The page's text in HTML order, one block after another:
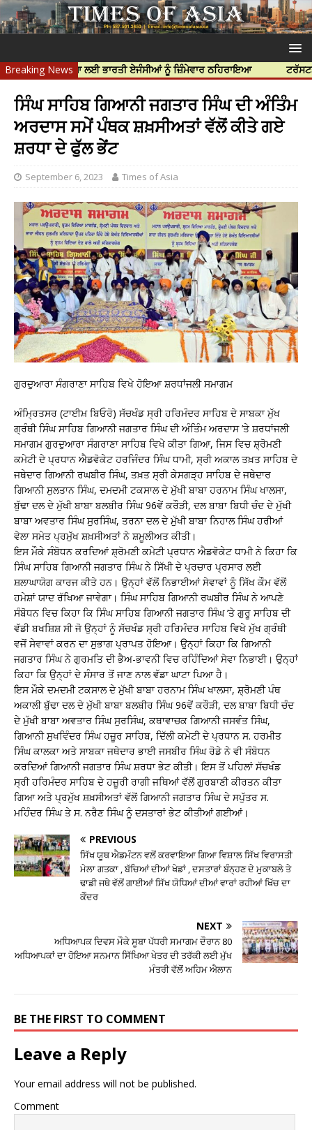
Breaking News
ਹੱਤਿਆ ਲਈ ਭਾਰਤੀ ਏਜੰਸੀਆਂ ਨੂੰ ਜ਼ਿੰਮੇਵਾਰ ਠਹਿਰਾਇਆ ਟਰੱਸਟਡ
ਸਿੰਘ ਸਾਹਿਬ ਗਿਆਨੀ ਜਗਤਾਰ ਸਿੰਘ ਦੀ ਅੰਤਿੰਮ
ਅਰਦਾਸ ਸਮੇਂ ਪੰਥਕ ਸ਼ਖ਼ਸੀਅਤਾਂ ਵੱਲੋਂ ਕੀਤੇ ਗਏ
ਸ਼ਰਧਾ ਦੇ ਫੁੱਲ ਭੇਂਟ
September 6, 2023 Times of Asia
ਗੁਰਦੁਆਰਾ ਸੰਗਰਾਣਾ ਸਾਹਿਬ ਵਿਖੇ ਹੋਇਆ ਸ਼ਰਧਾਂਜਲੀ ਸਮਾਗਮ
ਅੰਮ੍ਰਿਤਸਰ (ਟਾਈਮ਼ ਬਿਓਰੋ) ਸੱਚਖੰਡ ਸ੍ਰੀ ਹਰਿਮੰਦਰ ਸਾਹਿਬ ਦੇ ਸਾਬਕਾ ਮੁੱਖ
ਗ੍ਰੰਥੀ ਸਿੰਘ ਸਾਹਿਬ ਗਿਆਨੀ ਜਗਤਾਰ ਸਿੰਘ ਦੀ ਅੰਤਿੰਮ ਅਰਦਾਸ ’ਤੇ ਸ਼ਰਧਾਂਜਲੀ
ਸਮਾਗਮ ਗੁਰਦੁਆਰਾ ਸੰਗਰਾਣਾ ਸਾਹਿਬ ਵਿਖੇ ਕੀਤਾ ਗਿਆ, ਜਿਸ ਵਿਚ ਸ਼੍ਰੋਮਣੀ
ਕਮੇਟੀ ਦੇ ਪ੍ਰਧਾਨ ਐਡਵੋਕੇਟ ਹਰਜਿੰਦਰ ਸਿੰਘ ਧਾਮੀ, ਸ੍ਰੀ ਅਕਾਲ ਤਖ਼ਤ ਸਾਹਿਬ ਦੇ
ਜਥੇਦਾਰ ਗਿਆਨੀ ਰਘਬੀਰ ਸਿੰਘ, ਤਖ਼ਤ ਸ੍ਰੀ ਕੇਸਗੜ੍ਹ ਸਾਹਿਬ ਦੇ ਜਥੇਦਾਰ
ਗਿਆਨੀ ਸੁਲਤਾਨ ਸਿੰਘ, ਦਮਦਮੀ ਟਕਸਾਲ ਦੇ ਮੁੱਖੀ ਬਾਬਾ ਹਰਨਾਮ ਸਿੰਘ ਖਾਲਸਾ,
ਬੁੱਢਾ ਦਲ ਦੇ ਮੁੱਖੀ ਬਾਬਾ ਬਲਬੀਰ ਸਿੰਘ 96ਵੇਂ ਕਰੌੜੀ, ਦਲ ਬਾਬਾ ਬਿਧੀ ਚੰਦ ਦੇ ਮੁੱਖੀ
ਬਾਬਾ ਅਵਤਾਰ ਸਿੰਘ ਸੁਰਸਿੰਘ, ਤਰਨਾ ਦਲ ਦੇ ਮੁੱਖੀ ਬਾਬਾ ਨਿਹਾਲ ਸਿੰਘ ਹਰੀਆਂ
ਵੇਲਾ ਸਮੇਤ ਪ੍ਰਮੁੱਖ ਸ਼ਖ਼ਸੀਅਤਾਂ ਨੇ ਸ਼ਮੂਲੀਅਤ ਕੀਤੀ।
ਇਸ ਮੌਕੇ ਸੰਬੋਧਨ ਕਰਦਿਆਂ ਸ਼੍ਰੋਮਣੀ ਕਮੇਟੀ ਪ੍ਰਧਾਨ ਐਡਵੋਕੇਟ ਧਾਮੀ ਨੇ ਕਿਹਾ ਕਿ
ਸਿੰਘ ਸਾਹਿਬ ਗਿਆਨੀ ਜਗਤਾਰ ਸਿੰਘ ਨੇ ਸਿੱਖੀ ਦੇ ਪ੍ਰਚਾਰ ਪ੍ਰਸਾਰ ਲਈ
ਸ਼ਲਾਘਾਯੋਗ ਕਾਰਜ ਕੀਤੇ ਹਨ। ਉਨ੍ਹਾਂ ਵੱਲੋਂ ਨਿਭਾਈਆਂ ਸੇਵਾਵਾਂ ਨੂੰ ਸਿੱਖ ਕੌਮ ਵੱਲੋਂ
ਹਮੇਸ਼ਾਂ ਯਾਦ ਰੱਖਿਆ ਜਾਵੇਗਾ। ਸਿੰਘ ਸਾਹਿਬ ਗਿਆਨੀ ਰਘਬੀਰ ਸਿੰਘ ਨੇ ਆਪਣੇ
ਸੰਬੋਧਨ ਵਿਚ ਕਿਹਾ ਕਿ ਸਿੰਘ ਸਾਹਿਬ ਗਿਆਨੀ ਜਗਤਾਰ ਸਿੰਘ ’ਤੇ ਗੁਰੂ ਸਾਹਿਬ ਦੀ
ਵੱਡੀ ਬਖਸ਼ਿਸ਼ ਸੀ ਜੋ ਉਨ੍ਹਾਂ ਨੂੰ ਸੱਚਖੰਡ ਸ੍ਰੀ ਹਰਿਮੰਦਰ ਸਾਹਿਬ ਵਿਖੇ ਮੁੱਖ ਗ੍ਰੰਥੀ
ਵਜੋਂ ਸੇਵਾਵਾਂ ਕਰਨ ਦਾ ਸੁਭਾਗ ਪ੍ਰਾਪਤ ਹੋਇਆ। ਉਨ੍ਹਾਂ ਕਿਹਾ ਕਿ ਗਿਆਨੀ
ਜਗਤਾਰ ਸਿੰਘ ਨੇ ਗੁਰਮਤਿ ਦੀ ਭੈਅ-ਭਾਵਨੀ ਵਿਚ ਰਹਿੰਦਿਆਂ ਸੇਵਾ ਨਿਭਾਈ। ਉਨ੍ਹਾਂ
ਕਿਹਾ ਕਿ ਉਨ੍ਹਾਂ ਦੇ ਸੰਸਾਰ ਤੋਂ ਜਾਣ ਨਾਲ ਵੱਡਾ ਘਾਟਾ ਪਿਆ ਹੈ।
ਇਸ ਮੌਕੇ ਦਮਦਮੀ ਟਕਸਾਲ ਦੇ ਮੁੱਖੀ ਬਾਬਾ ਹਰਨਾਮ ਸਿੰਘ ਖਾਲਸਾ, ਸ਼੍ਰੋਮਣੀ ਪੰਥ
ਅਕਾਲੀ ਬੁੱਢਾ ਦਲ ਦੇ ਮੁੱਖੀ ਬਾਬਾ ਬਲਬੀਰ ਸਿੰਘ 96ਵੇਂ ਕਰੌੜੀ, ਦਲ ਬਾਬਾ ਬਿਧੀ ਚੰਦ
ਦੇ ਮੁੱਖੀ ਬਾਬਾ ਅਵਤਾਰ ਸਿੰਘ ਸੁਰਸਿੰਘ, ਕਥਾਵਾਚਕ ਗਿਆਨੀ ਜਸਵੰਤ ਸਿੰਘ,
ਗਿਆਨੀ ਸੁਖਵਿੰਦਰ ਸਿੰਘ ਹਜ਼ੂਰ ਸਾਹਿਬ, ਦਿੱਲੀ ਕਮੇਟੀ ਦੇ ਪ੍ਰਧਾਨ ਸ. ਹਰਮੀਤ
ਸਿੰਘ ਕਾਲਕਾ ਅਤੇ ਸਾਬਕਾ ਜਥੇਦਾਰ ਭਾਈ ਜਸਬੀਰ ਸਿੰਘ ਰੋਡੇ ਨੇ ਵੀ ਸੰਬੋਧਨ
ਕਰਦਿਆਂ ਗਿਆਨੀ ਜਗਤਾਰ ਸਿੰਘ ਸ਼ਰਧਾ ਭੇਟ ਕੀਤੀ। ਇਸ ਤੋਂ ਪਹਿਲਾਂ ਸੱਚਖੰਡ
ਸ੍ਰੀ ਹਰਿਮੰਦਰ ਸਾਹਿਬ ਦੇ ਹਜ਼ੂਰੀ ਰਾਗੀ ਜਥਿਆਂ ਵੱਲੋਂ ਗੁਰਬਾਣੀ ਕੀਰਤਨ ਕੀਤਾ
ਗਿਆ ਅਤੇ ਪ੍ਰਮੁੱਖ ਸ਼ਖ਼ਸੀਅਤਾਂ ਵੱਲੋਂ ਗਿਆਨੀ ਜਗਤਾਰ ਸਿੰਘ ਦੇ ਸਪੁੱਤਰ ਸ.
ਮਹਿੰਦਰ ਸਿੰਘ ਤੇ ਸ. ਨਰੈਣ ਸਿੰਘ ਨੂੰ ਦਸਤਾਰਾਂ ਭੇਟ ਕੀਤੀਆਂ ਗਈਆਂ।
PREVIOUS
ਸਿੱਖ ਯੂਥ ਐਡਮੰਟਨ ਵਲੋਂ ਕਰਵਾਇਆ ਗਿਆ ਵਿਸ਼ਾਲ ਸਿੱਖ ਵਿਰਾਸਤੀ
ਮੇਲਾ ਗਤਕਾ , ਬੱਚਿਆਂ ਦੀਆਂ ਖੇਡਾਂ , ਦਸਤਾਰਾਂ ਬੰਨ੍ਹਣ ਦੇ ਮੁਕਾਬਲੇ ਤੇ
ਢਾਡੀ ਜਥੇ ਵੱਲੋਂ ਗਾਈਆਂ ਸਿੱਖ ਯੋਧਿਆਂ ਦੀਆਂ ਵਾਰਾਂ ਰਹੀਆਂ ਖਿੱਚ ਦਾ
ਕੇੰਦਰ
NEXT
ਅਧਿਆਪਕ ਦਿਵਸ ਮੌਕੇ ਸੂਬਾ ਪੱਧਰੀ ਸਮਾਗਮ ਦੌਰਾਨ 80
ਅਧਿਆਪਕਾਂ ਦਾ ਹੋਇਆ ਸਨਮਾਨ ਸਿੱਖਿਆ ਖੇਤਰ ਦੀ ਤਰੱਕੀ ਲਈ ਮੁੱਖ
ਮੰਤਰੀ ਵੱਲੋਂ ਅਹਿਮ ਐਲਾਨ
BE THE FIRST TO COMMENT
Leave a Reply
Your email address will not be published.
Comment